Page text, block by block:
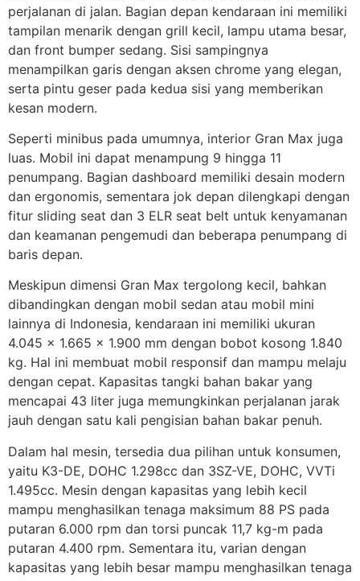
perjalanan di jalan. Bagian depan kendaraan ini memiliki
tampilan menarik dengan grill kecil, lampu utama besar,
dan front bumper sedang. Sisi sampingnya
menampilkan garis dengan aksen chrome yang elegan,
serta pintu geser pada kedua sisi yang memberikan
kesan modern.
Seperti minibus pada umumnya, interior Gran Max juga
luas. Mobil ini dapat menampung 9 hingga 11
penumpang. Bagian dashboard memiliki desain modern
dan ergonomis, sementara jok depan dilengkapi dengan
fitur sliding seat dan 3 ELR seat belt untuk kenyamanan
dan keamanan pengemudi dan beberapa penumpang di
baris depan.
Meskipun dimensi Gran Max tergolong kecil, bahkan
dibandingkan dengan mobil sedan atau mobil mini
lainnya di Indonesia, kendaraan ini memiliki ukuran
4.045 x 1.665 x 1.900 mm dengan bobot kosong 1.840
kg. Hal ini membuat mobil responsif dan mampu melaju
dengan cepat. Kapasitas tangki bahan bakar yang
mencapai 43 liter juga memungkinkan perjalanan jarak
jauh dengan satu kali pengisian bahan bakar penuh.
Dalam hal mesin, tersedia dua pilihan untuk konsumen,
yaitu K3-DE, DOHC 1.298cc dan 3SZ-VE, DOHC, VVTi
1.495cc. Mesin dengan kapasitas yang lebih kecil
mampu menghasilkan tenaga maksimum 88 PS pada
putaran 6.000 rpm dan torsi puncak 11,7 kg-m pada
putaran 4.400 rpm. Sementara itu, varian dengan
kapasitas yang lebih besar mampu menghasilkan tenaga